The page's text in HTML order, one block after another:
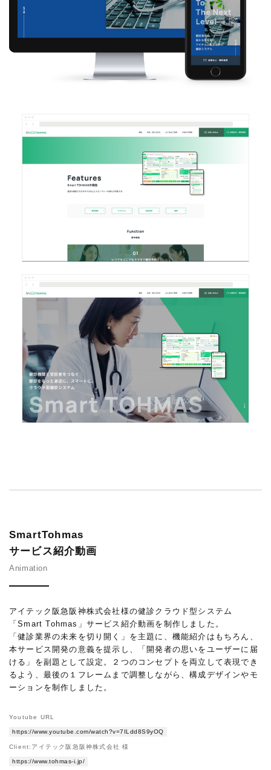
SmartTohmas
サービス紹介動画
Animation
アイテック阪急阪神株式会社様の健診クラウド型システム
「Smart Tohmas」サービス紹介動画を制作しました。
「健診業界の未来を切り開く」を主題に、機能紹介はもちろん、
本サービス開発の意義を提示し、「開発者の思いをユーザーに届
ける」を副題として設定。２つのコンセプトを両立して表現でき
るよう、最後の１フレームまで調整しながら、構成デザインやモ
ーションを制作しました。
Youtube URL
https://www.youtube.com/watch?v=7ILdd8S9yOQ
Client:アイテック阪急阪神株式会社 様
https://www.tohmas-i.jp/